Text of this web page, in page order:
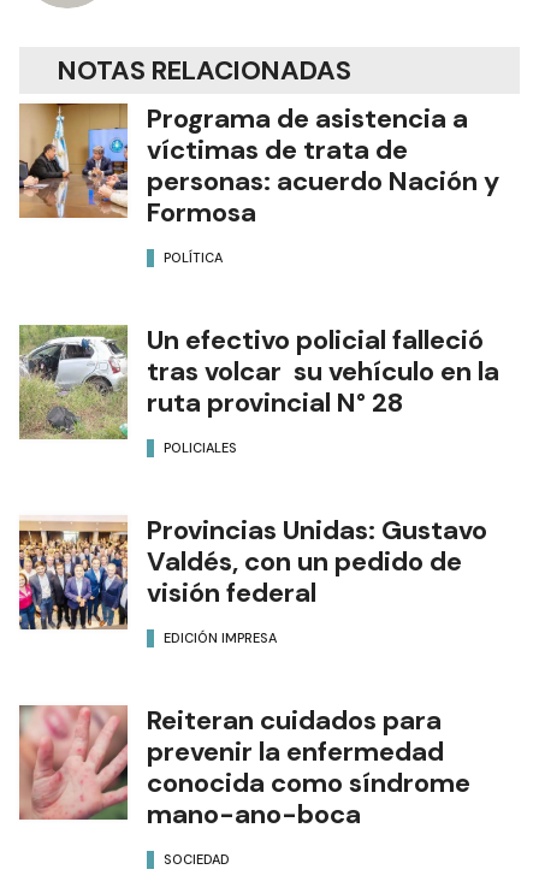
NOTAS RELACIONADAS
Programa de asistencia a
víctimas de trata de
personas: acuerdo Nación y
Formosa
POLÍTICA
Un efectivo policial falleció
tras volcar su vehículo en la
ruta provincial N° 28
POLICIALES
Provincias Unidas: Gustavo
Valdés, con un pedido de
visión federal
EDICIÓN IMPRESA
Reiteran cuidados para
prevenir la enfermedad
conocida como síndrome
mano-ano-boca
SOCIEDAD